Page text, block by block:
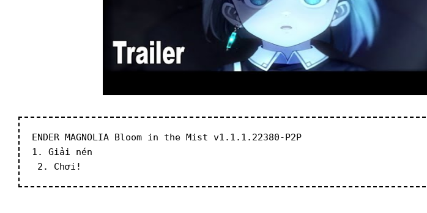
ENDER MAGNOLIA Bloom in the Mist v1.1.1.22380-P2P
1. Giải nén
2. Chơi!